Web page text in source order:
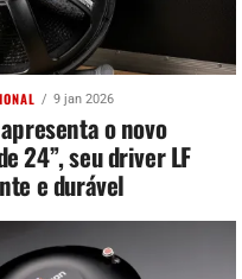
9 jan 2026
o novo
24”, seu driver LF
e durável